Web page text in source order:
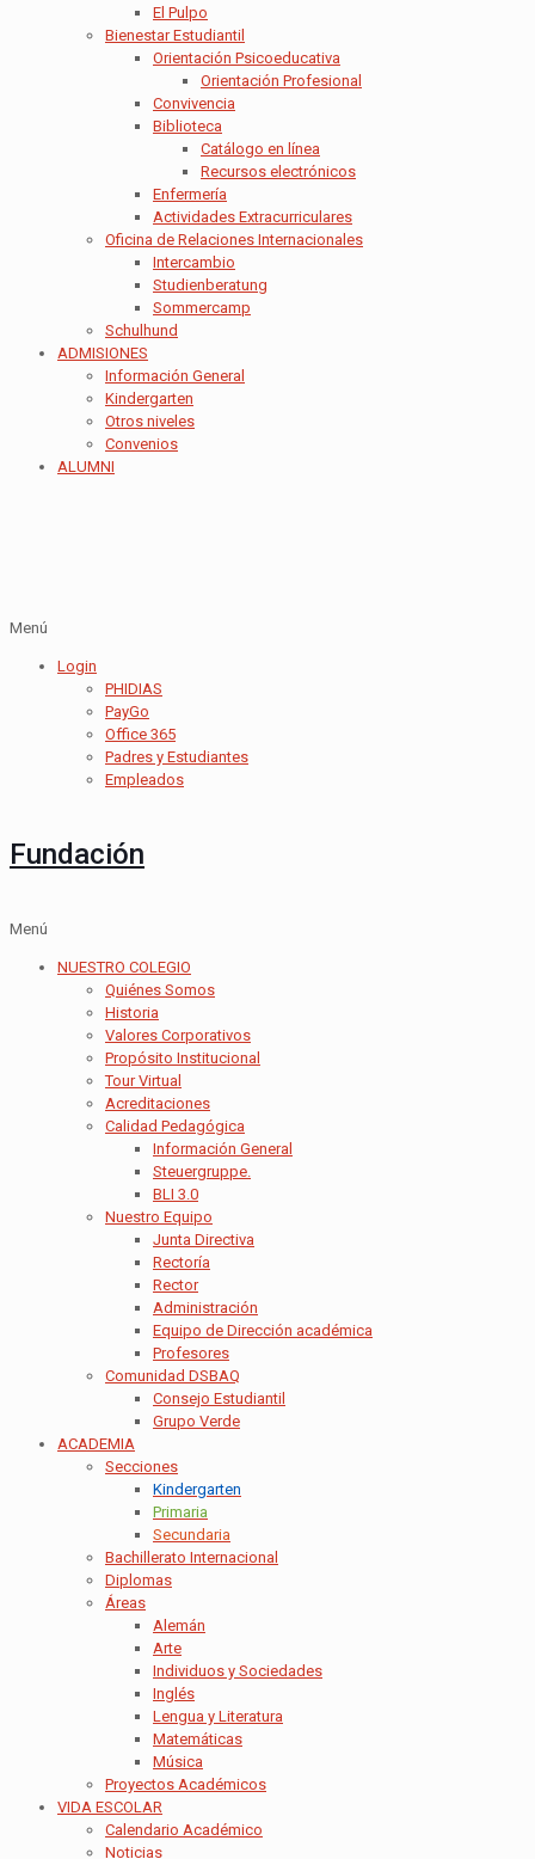
El Pulpo
Bienestar Estudiantil
Orientación Psicoeducativa
Orientación Profesional
Convivencia
Biblioteca
Catálogo en línea
Recursos electrónicos
Enfermería
Actividades Extracurriculares
Oficina de Relaciones Internacionales
Intercambio
Studienberatung
Sommercamp
Schulhund
ADMISIONES
Información General
Kindergarten
Otros niveles
Convenios
ALUMNI
Menú
Login
PHIDIAS
PayGo
Office 365
Padres y Estudiantes
Empleados
Fundación
Menú
NUESTRO COLEGIO
Quiénes Somos
Historia
Valores Corporativos
Propósito Institucional
Tour Virtual
Acreditaciones
Calidad Pedagógica
Información General
Steuergruppe.
BLI 3.0
Nuestro Equipo
Junta Directiva
Rectoría
Rector
Administración
Equipo de Dirección académica
Profesores
Comunidad DSBAQ
Consejo Estudiantil
Grupo Verde
ACADEMIA
Secciones
Kindergarten
Primaria
Secundaria
Bachillerato Internacional
Diplomas
Áreas
Alemán
Arte
Individuos y Sociedades
Inglés
Lengua y Literatura
Matemáticas
Música
Proyectos Académicos
VIDA ESCOLAR
Calendario Académico
Noticias